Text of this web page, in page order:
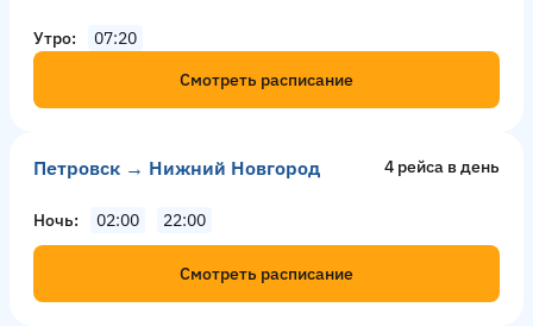
Утро
07:20
Смотреть расписание
Петровск → Нижний Новгород 4 рейсa в день
Ночь 02:00 22:00
Смотреть расписание